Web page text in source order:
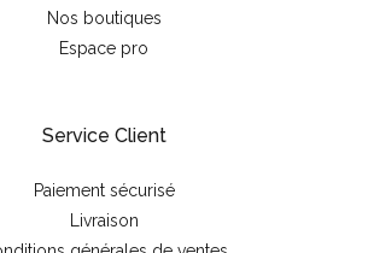
Nos boutiques
Espace pro
Service Client
Paiement sécurisé
Livraison